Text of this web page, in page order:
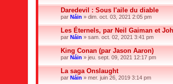
Daredevil : Sous l'aile du diable
par Náin » dim. oct. 03, 2021 2:05 pm
Les Éternels, par Neil Gaiman et
par Náin » sam. oct. 02, 2021 3:41 pm
King Conan (par Jason Aaron)
par Náin » jeu. sept. 09, 2021 12:17 pm
La saga Onslaught
par Náin » mer. juin 26, 2019 3:14 pm